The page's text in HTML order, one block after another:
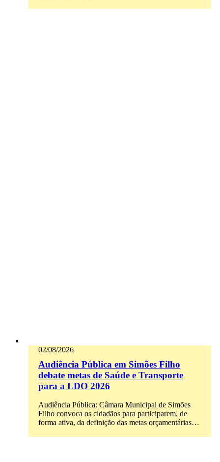
02/08/2026
Audiência Pública em Simões Filho
debate metas de Saúde e Transporte
para a LDO 2026
Audiência Pública: Câmara Municipal de Simões
Filho convoca os cidadãos para participarem, de
forma ativa, da definição das metas orçamentárias…